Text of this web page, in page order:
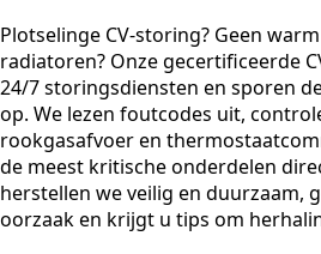
Plotselinge CV-storing? Geen
radiatoren? Onze gecertificeerde
24/7 storingsdiensten en sporen
op. We lezen foutcodes uit,
rookgasafvoer en
de meest kritische onderdelen
herstellen we veilig en duurzaam,
oorzaak en krijgt u tips om